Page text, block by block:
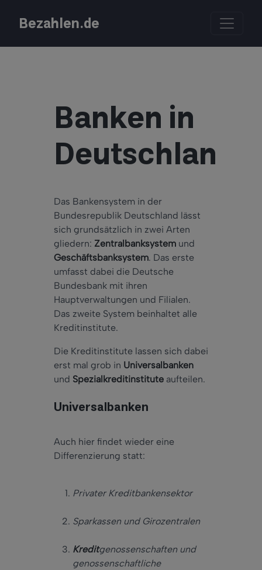
Bezahlen.de
Banken in
Deutschland
Das Bankensystem in der
Bundesrepublik Deutschland lässt
sich grundsätzlich in zwei Arten
gliedern: Zentralbanksystem und
Geschäftsbanksystem. Das erste
umfasst dabei die Deutsche
Bundesbank mit ihren
Hauptverwaltungen und Filialen.
Das zweite System beinhaltet alle
Kreditinstitute.
Die Kreditinstitute lassen sich dabei
erst mal grob in Universalbanken
und Spezialkreditinstitute aufteilen.
Universalbanken
Auch hier findet wieder eine
Differenzierung statt:
Privater Kreditbankensektor
Sparkassen und Girozentralen
Kreditgenossenschaften und
genossenschaftliche